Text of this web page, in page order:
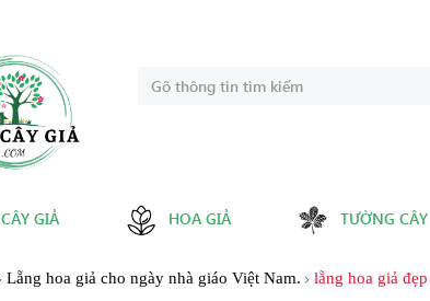
CÂY GIẢ HOA GIẢ TƯỜNG CÂY
Lẵng hoa giả cho ngày nhà giáo Việt Nam. lẵng hoa giả đẹp